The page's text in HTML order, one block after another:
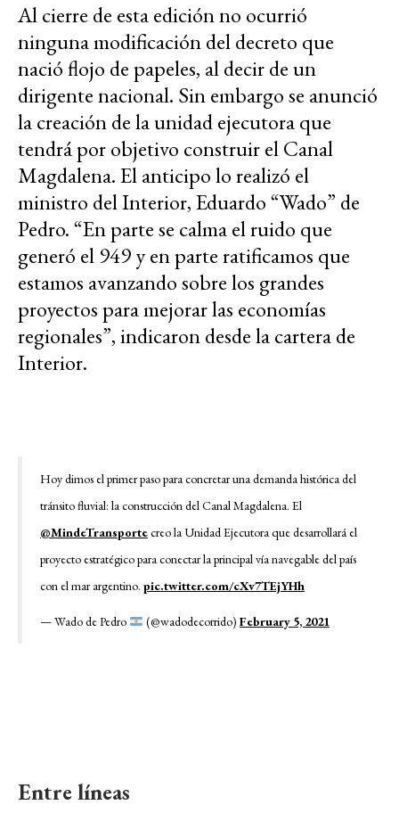
Al cierre de esta edición no ocurrió
ninguna modificación del decreto que
nació flojo de papeles, al decir de un
dirigente nacional. Sin embargo se anunció
la creación de la unidad ejecutora que
tendrá por objetivo construir el Canal
Magdalena. El anticipo lo realizó el
ministro del Interior, Eduardo “Wado” de
Pedro. “En parte se calma el ruido que
generó el 949 y en parte ratificamos que
estamos avanzando sobre los grandes
proyectos para mejorar las economías
regionales”, indicaron desde la cartera de
Interior.
Hoy dimos el primer paso para concretar una demanda histórica del
tránsito fluvial: la construcción del Canal Magdalena. El
@MindeTransportecreo la Unidad Ejecutora que desarrollará el
proyecto estratégico para conectar la principal vía navegable del país
con el mar argentino. pic.twitter.com/cXv7TEjYHh
— Wado de Pedro (@wadodecorrido) February 5, 2021
Entre líneas